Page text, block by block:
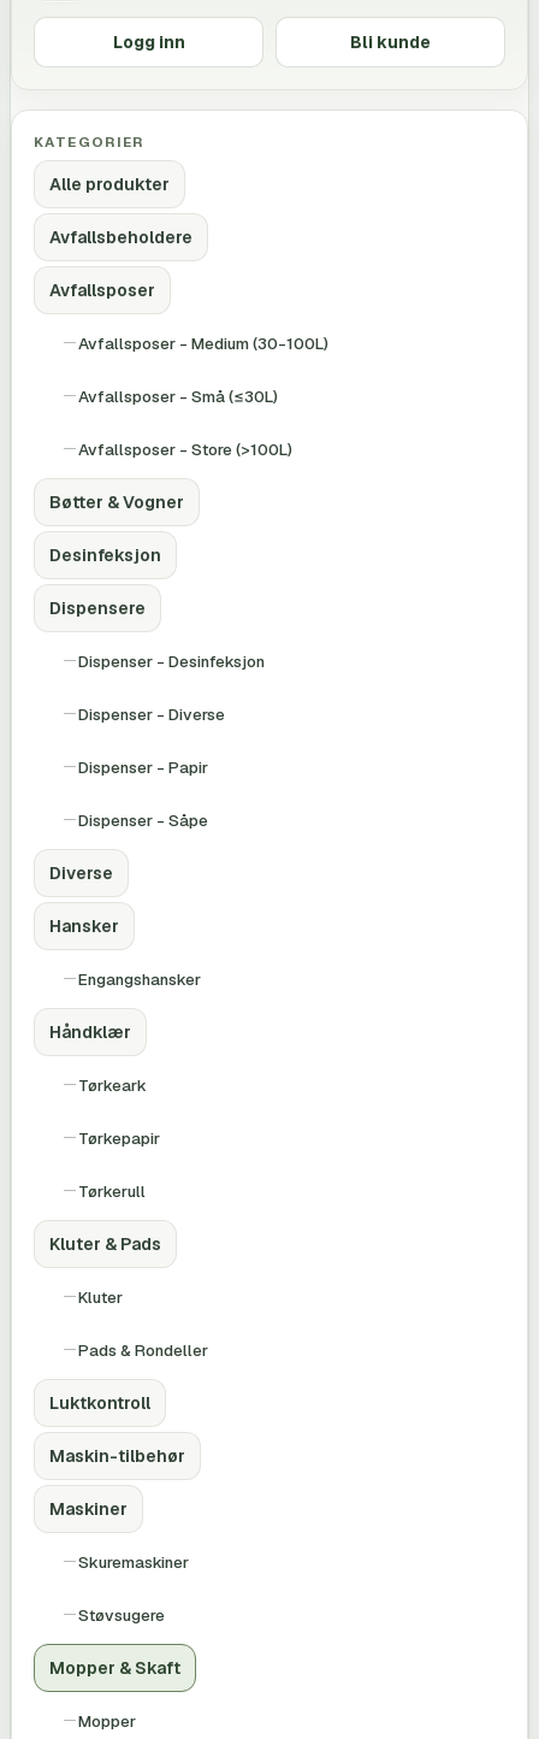
Logg inn Bli kunde
KATEGORIER
Alle produkter
Avfallsbeholdere
Avfallsposer
Avfallsposer - Medium (30-100L)
Avfallsposer - Små (≤30L)
Avfallsposer - Store (>100L)
Bøtter & Vogner
Desinfeksjon
Dispensere
Dispenser - Desinfeksjon
Dispenser - Diverse
Dispenser - Papir
Dispenser - Såpe
Diverse
Hansker
Engangshansker
Håndklær
Tørkeark
Tørkepapir
Tørkerull
Kluter & Pads
Kluter
Pads & Rondeller
Luktkontroll
Maskin-tilbehør
Maskiner
Skuremaskiner
Støvsugere
Mopper & Skaft
Mopper